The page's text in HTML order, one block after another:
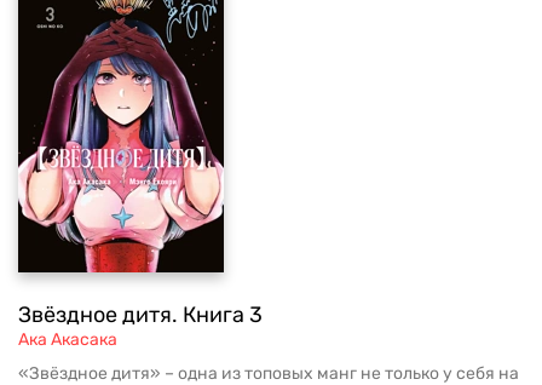
Звёздное дитя. Книга 3
Ака Акасака
«Звёздное дитя» – одна из топовых манг не только у себя на